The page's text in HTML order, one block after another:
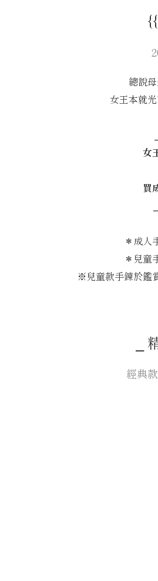
總說
女王本就
女
買
＊成人
＊兒童
※兒童款手鍊於鑑
⎯
經典